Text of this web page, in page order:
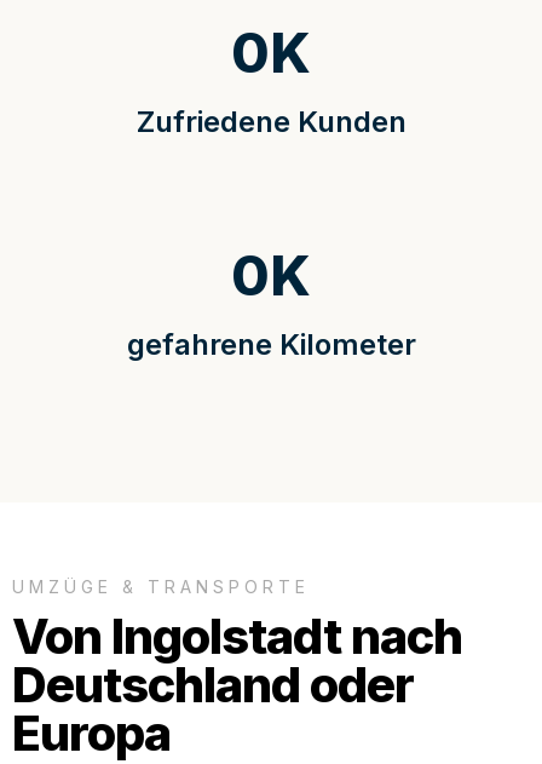
Zufriedene Kunden
0K
gefahrene Kilometer
0K
UMZÜGE & TRANSPORTE
Von Ingolstadt nach
Deutschland oder
Europa